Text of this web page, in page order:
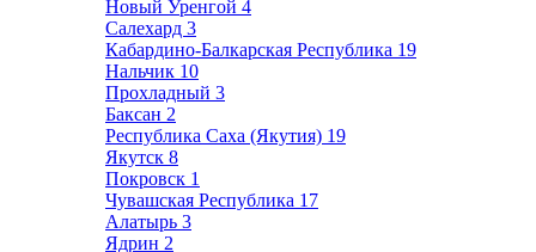
Новый Уренгой 4
Салехард 3
Кабардино-Балкарская Республика 19
Нальчик 10
Прохладный 3
Баксан 2
Республика Саха (Якутия) 19
Якутск 8
Покровск 1
Чувашская Республика 17
Алатырь 3
Ядрин 2